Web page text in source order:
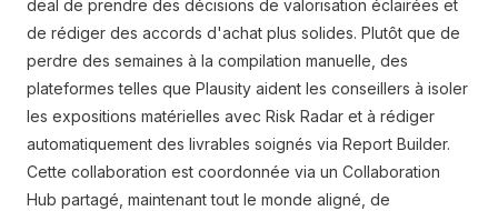
deal de prendre des décisions de valorisation éclairées et
de rédiger des accords d'achat plus solides. Plutôt que de
perdre des semaines à la compilation manuelle, des
plateformes telles que Plausity aident les conseillers à isoler
les expositions matérielles avec Risk Radar et à rédiger
automatiquement des livrables soignés via Report Builder.
Cette collaboration est coordonnée via un Collaboration
Hub partagé, maintenant tout le monde aligné, de